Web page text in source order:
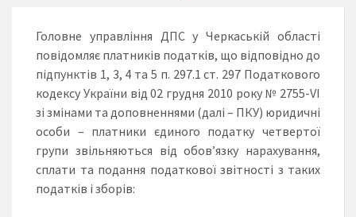
Головне управління ДПС у Черкаській області
повідомляє платників податків, що відповідно до
підпунктів 1, 3, 4 та 5 п. 297.1 ст. 297 Податкового
кодексу України від 02 грудня 2010 року № 2755-VI
зі змінами та доповненнями (далі – ПКУ) юридичні
особи – платники єдиного податку четвертої
групи звільняються від обов’язку нарахування,
сплати та подання податкової звітності з таких
податків і зборів: